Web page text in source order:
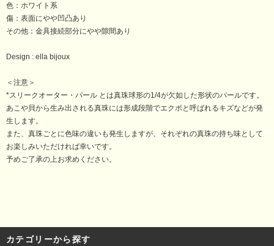
色：ホワイト系
傷：表面にやや凹凸あり
その他：金具接続部分にやや隙間あり
Design : ella bijoux
＜注意＞
*スリークオーター・パール とは真珠球形の1/4が欠如した形状のパールです。
あこや貝から生み出される真珠には形成段階でエクボと呼ばれるキズなどが発
生します。
また、真珠ごとに色味の違いも発生しますが、それぞれの真珠の持ち味として
お楽しみいただければ幸いです。
予めご了承の上お求めください。
カテゴリーから探す